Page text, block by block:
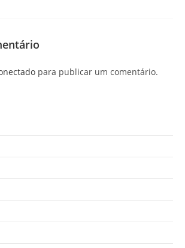
para publicar um comentário.